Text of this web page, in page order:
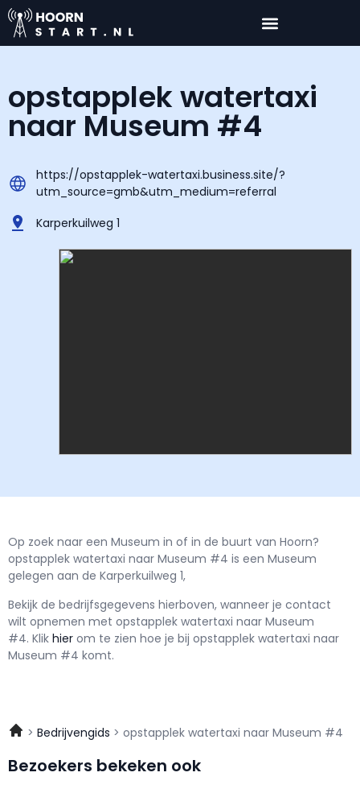
opstapplek watertaxi
naar Museum #4
https://opstapplek-watertaxi.business.site/?
utm_source=gmb&utm_medium=referral
Karperkuilweg 1
Op zoek naar een Museum in of in de buurt van Hoorn?
opstapplek watertaxi naar Museum #4 is een Museum
gelegen aan de Karperkuilweg 1,
Bekijk de bedrijfsgegevens hierboven, wanneer je contact
wilt opnemen met opstapplek watertaxi naar Museum
#4. Klik hier om te zien hoe je bij opstapplek watertaxi naar
Museum #4 komt.
Bedrijvengids opstapplek watertaxi naar Museum #4
Bezoekers bekeken ook